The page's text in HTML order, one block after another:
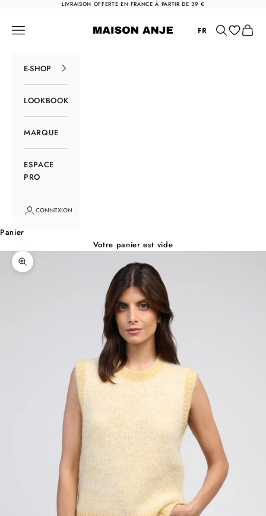
Passer au contenuLIVRAISON OFFERTE EN FRANCE À PARTIR DE 39 €
Maison Anje
Menu FR Rechercher
Panier
E-SHOP
LOOKBOOK
MARQUE
ESPACE
PRO
CONNEXION
Panier
Votre panier est vide
Zoomer sur l'image